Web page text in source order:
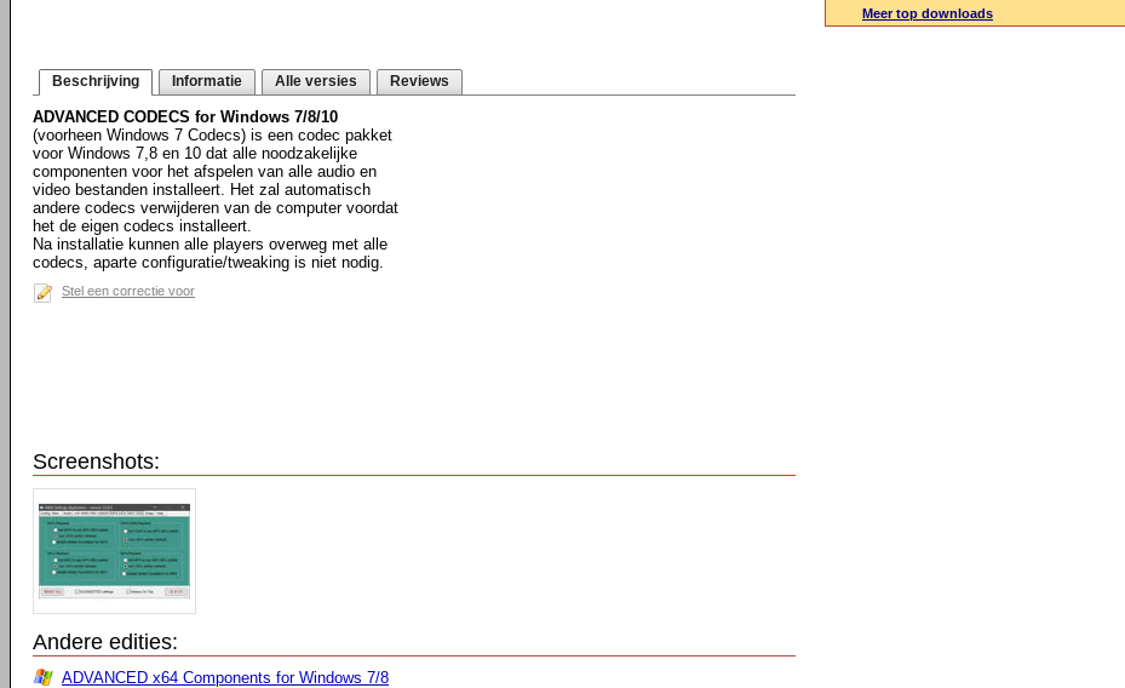
Beschrijving Informatie Alle versies Reviews
ADVANCED CODECS for Windows 7/8/10
(voorheen Windows 7 Codecs) is een codec pakket
voor Windows 7,8 en 10 dat alle noodzakelijke
componenten voor het afspelen van alle audio en
video bestanden installeert. Het zal automatisch
andere codecs verwijderen van de computer voordat
het de eigen codecs installeert.
Na installatie kunnen alle players overweg met alle
codecs, aparte configuratie/tweaking is niet nodig.
Stel een correctie voor
Screenshots:
Andere edities:
ADVANCED x64 Components for Windows 7/8
Meer top downloads